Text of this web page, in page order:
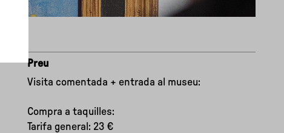
Preu
Visita comentada + entrada al museu:
Compra a taquilles:
Tarifa general: 23 €